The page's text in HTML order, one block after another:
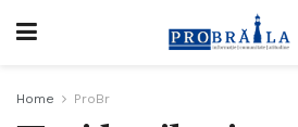
Home ProBr